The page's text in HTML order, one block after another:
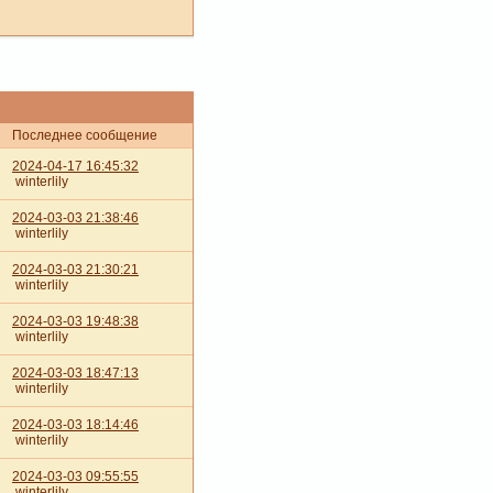
Последнее сообщение
2024-04-17 16:45:32
winterlily
2024-03-03 21:38:46
winterlily
2024-03-03 21:30:21
winterlily
2024-03-03 19:48:38
winterlily
2024-03-03 18:47:13
winterlily
2024-03-03 18:14:46
winterlily
2024-03-03 09:55:55